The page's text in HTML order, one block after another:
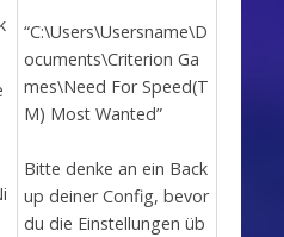
“C:\Users\Usersname\D
ocuments\Criterion Ga
mes\Need For Speed(T
M) Most Wanted”
Bitte denke an ein Back
up deiner Config, bevor
du die Einstellungen üb